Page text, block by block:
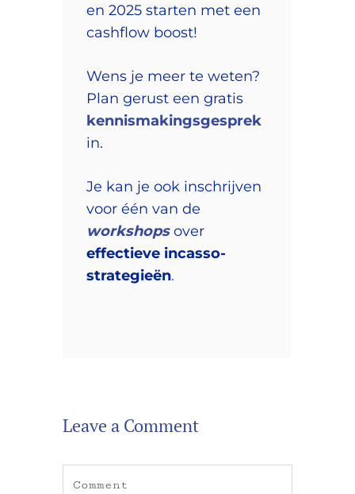
en 2025 starten met een
cashflow boost!
Wens je meer te weten?
Plan gerust een gratis
kennismakingsgesprek
in.
Je kan je ook inschrijven
voor één van de
workshopsover
effectieve incasso-
strategieën.
Leave a Comment